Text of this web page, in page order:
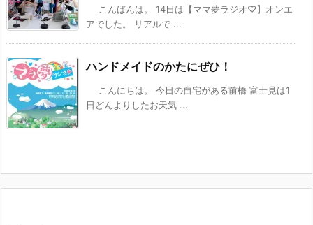
こんばんは。 14日は【ママ夢ラジオ♡】オンエ
アでした。 リアルで ...
ハンドメイドのかたにぜひ！
こんにちは。 今日の自宅がある前橋 富士見は1
日どんよりしたお天気 ...